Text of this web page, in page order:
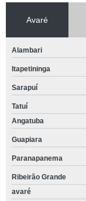
Avaré
Alambari
Itapetininga
Sarapuí
Tatuí
Angatuba
Guapiara
Paranapanema
Ribeirão Grande
avaré